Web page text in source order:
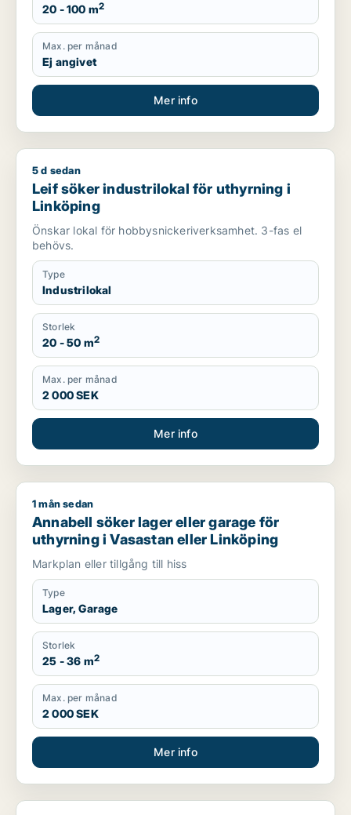
20 - 100 m2
Max. per månad
Ej angivet
Mer info
Leif söker industrilokal för uthyrning i Linköping
5 d sedan
Leif söker industrilokal för uthyrning i
Linköping
Önskar lokal för hobbysnickeriverksamhet. 3-fas el
behövs.
Type
Industrilokal
Storlek
20 - 50 m2
Max. per månad
2 000 SEK
Mer info
Annabell söker lager eller garage för uthyrning i Vasastan
1 mån sedan
Annabell söker lager eller garage för
uthyrning i Vasastan eller Linköping
Markplan eller tillgång till hiss
Type
Lager, Garage
Storlek
25 - 36 m2
Max. per månad
2 000 SEK
Mer info